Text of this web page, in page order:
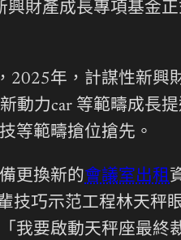
興財產成長專項基金正
2025年，計謀性新興
動力car 等範疇成長
等範疇搶位搶先。
更換新的會議室出租
技巧示范工程林天秤
「我要啟動天秤座最終